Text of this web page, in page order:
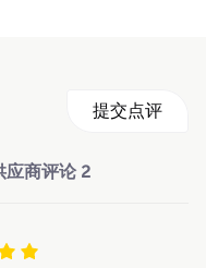
提交点评
应商评论 2